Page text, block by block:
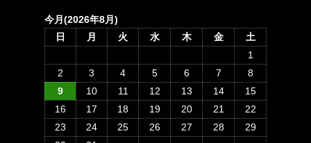
今月(2026年8月)
日
月 火 水 木 金
土
1
2
3 4 5 6 7
8
9
10 11 12 13 14
15
16
17 18 19 20 21
22
23
24 25 26 27 28
29